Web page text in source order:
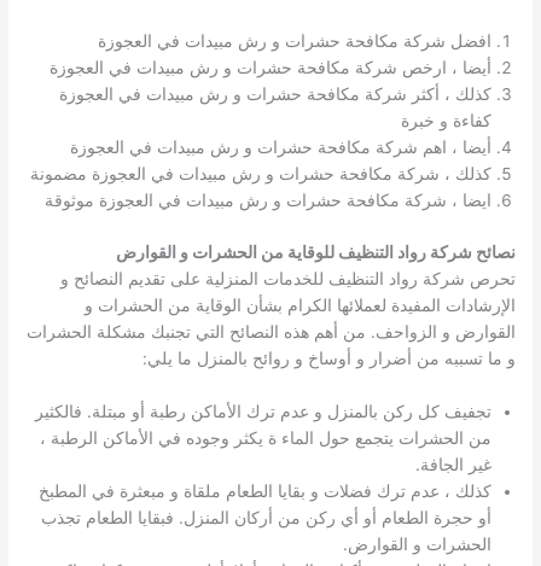
افضل شركة مكافحة حشرات و رش مبيدات في العجوزة
أيضا ، ارخص شركة مكافحة حشرات و رش مبيدات في العجوزة
كذلك ، أكثر شركة مكافحة حشرات و رش مبيدات في العجوزة
كفاءة و خبرة
أيضا ، اهم شركة مكافحة حشرات و رش مبيدات في العجوزة
كذلك ، شركة مكافحة حشرات و رش مبيدات في العجوزة مضمونة
ايضا ، شركة مكافحة حشرات و رش مبيدات في العجوزة موثوقة
نصائح شركة رواد التنظيف للوقاية من الحشرات و القوارض
تحرص شركة رواد التنظيف للخدمات المنزلية على تقديم النصائح و
الإرشادات المفيدة لعملائها الكرام بشأن الوقاية من الحشرات و
القوارض و الزواحف. من أهم هذه النصائح التي تجنبك مشكلة الحشرات
و ما تسببه من أضرار و أوساخ و روائح بالمنزل ما يلي:
تجفيف كل ركن بالمنزل و عدم ترك الأماكن رطبة أو مبتلة. فالكثير
من الحشرات يتجمع حول الماء ة يكثر وجوده في الأماكن الرطبة ،
غير الجافة.
كذلك ، عدم ترك فضلات و بقايا الطعام ملقاة و مبعثرة في المطبخ
أو حجرة الطعام أو أي ركن من أركان المنزل. فبقايا الطعام تجذب
الحشرات و القوارض.